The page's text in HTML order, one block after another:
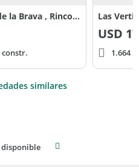
B°Cdo La Chacra, Parada 22 de la Brava , Rincon del Indio
constr.
Las
USD
1.664
similares
disponible